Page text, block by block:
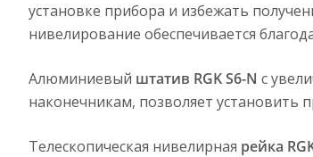
установке прибора и избежать
нивелирование обеспечивается
Алюминиевый штатив RGK S6-N с
наконечникам, позволяет установить
Телескопическая нивелирная рейка